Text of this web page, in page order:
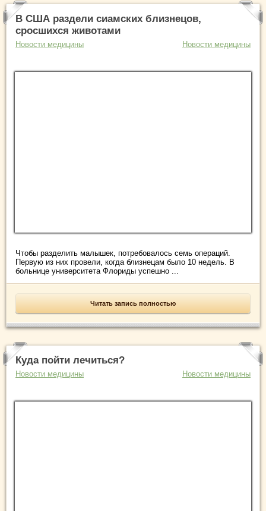
В США раздели сиамских близнецов,
сросшихся животами
Новости медицины Новости медицины
Чтобы разделить малышек, потребовалось семь операций.
Первую из них провели, когда близнецам было 10 недель. В
больнице университета Флориды успешно ...
Читать запись полностью
Куда пойти лечиться?
Новости медицины Новости медицины